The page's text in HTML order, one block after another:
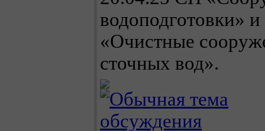
водоподготовки»
«Очистные
сточных вод».